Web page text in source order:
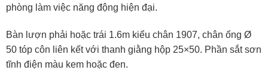
phòng làm việc năng động hiện đại.
Bàn lượn phải hoặc trái 1.6m kiểu chân 1907, chân ống Ø
50 tóp côn liên kết với thanh giằng hộp 25×50. Phần sắt sơn
tĩnh điện màu kem hoặc đen.